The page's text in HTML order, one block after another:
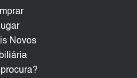
Novos